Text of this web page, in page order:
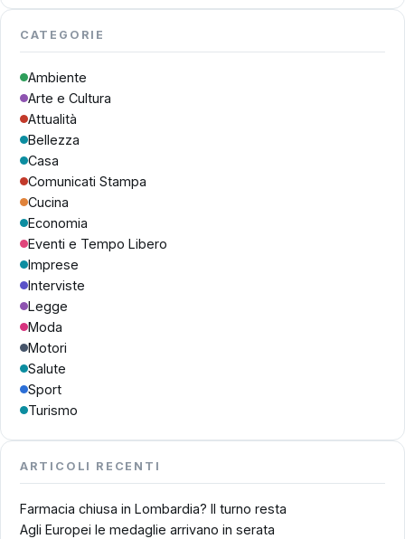
CATEGORIE
Ambiente
Arte e Cultura
Attualità
Bellezza
Casa
Comunicati Stampa
Cucina
Economia
Eventi e Tempo Libero
Imprese
Interviste
Legge
Moda
Motori
Salute
Sport
Turismo
ARTICOLI RECENTI
Farmacia chiusa in Lombardia? Il turno resta
Agli Europei le medaglie arrivano in serata